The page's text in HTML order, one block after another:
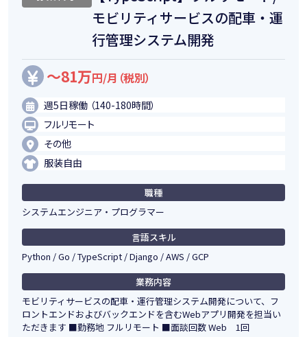
モビリティサービスの配車・運
行管理システム開発
～81万円/月（税別）
週5日稼働 （140-180時間）
フルリモート
その他
服装自由
職種
システムエンジニア・プログラマー
言語スキル
Python / Go / TypeScript / Django / AWS / GCP
業務内容
モビリティサービスの配車・運行管理システム開発について、フ
ロントエンドおよびバックエンドを含むWebアプリ開発を担当い
ただきます ■勤務地 フルリモート ■面談回数 Web 1回